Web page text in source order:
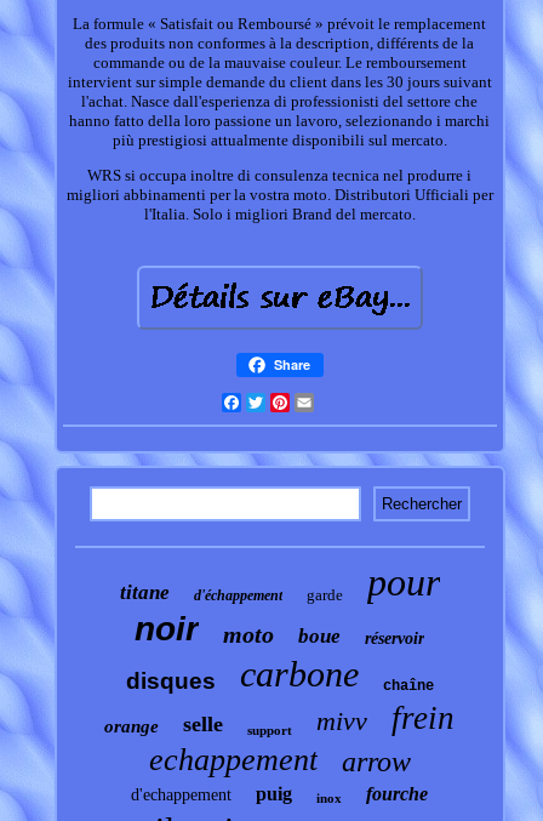
La formule « Satisfait ou Remboursé » prévoit le remplacement
des produits non conformes à la description, différents de la
commande ou de la mauvaise couleur. Le remboursement
intervient sur simple demande du client dans les 30 jours suivant
l'achat. Nasce dall'esperienza di professionisti del settore che
hanno fatto della loro passione un lavoro, selezionando i marchi
più prestigiosi attualmente disponibili sul mercato.
WRS si occupa inoltre di consulenza tecnica nel produrre i
migliori abbinamenti per la vostra moto. Distributori Ufficiali per
l'Italia. Solo i migliori Brand del mercato.
Share
Facebook
TwitterPinterest
titane d'échappement garde pour
noir moto boue réservoir
disques carbone chaîne
orange selle support mivv frein
echappement arrow
d'echappement puig inox fourche